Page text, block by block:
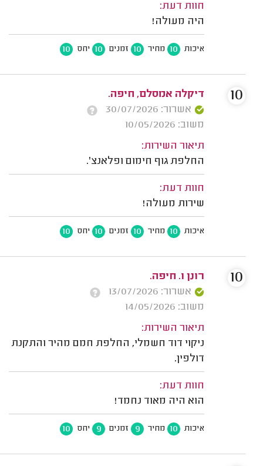
חוות דעת:
היה מעולה!
איכות 10 מחיר 10 זמנים 10 יחס 10
דיקלה אמסלם, חיפה.
אשרור: 30/07/2026
משוב: 10/05/2026
תיאור השירות:
החלפת גוף חימום ופלאנצ'.
חוות דעת:
שירות מעולה!
איכות 10 מחיר 10 זמנים 10 יחס 10
10
רונן ו. חיפה.
אשרור: 13/07/2026
משוב: 14/05/2026
תיאור השירות:
ניקוי דוד חשמלי, החלפת חמם מהיר והתקנת
דולפין.
חוות דעת:
הוא היה מאוד נחמד!
איכות 10 מחיר 9 זמנים 9 יחס 10
10